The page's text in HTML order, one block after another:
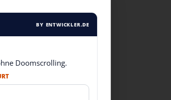
BY ENTWICKLER.DE
Doomscrolling.